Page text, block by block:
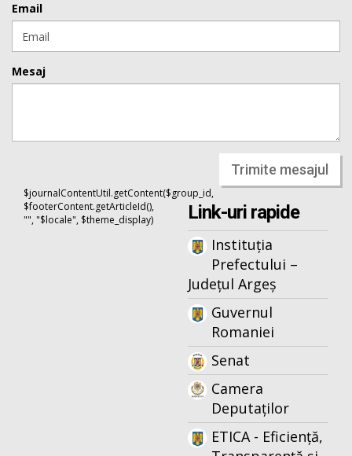
Email
Mesaj
Trimite mesajul
$journalContentUtil.getContent($group_id,
$footerContent.getArticleId(),
"", "$locale", $theme_display)
Link-uri rapide
Instituția
Prefectului –
Județul Argeș
Guvernul
Romaniei
Senat
Camera
Deputaților
ETICA - Eficiență,